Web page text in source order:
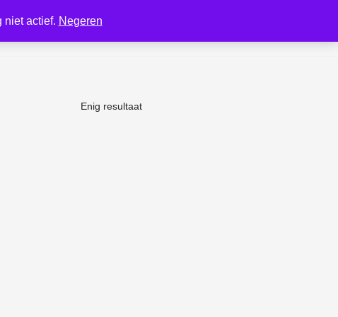
niet actief. Negeren
Enig resultaat